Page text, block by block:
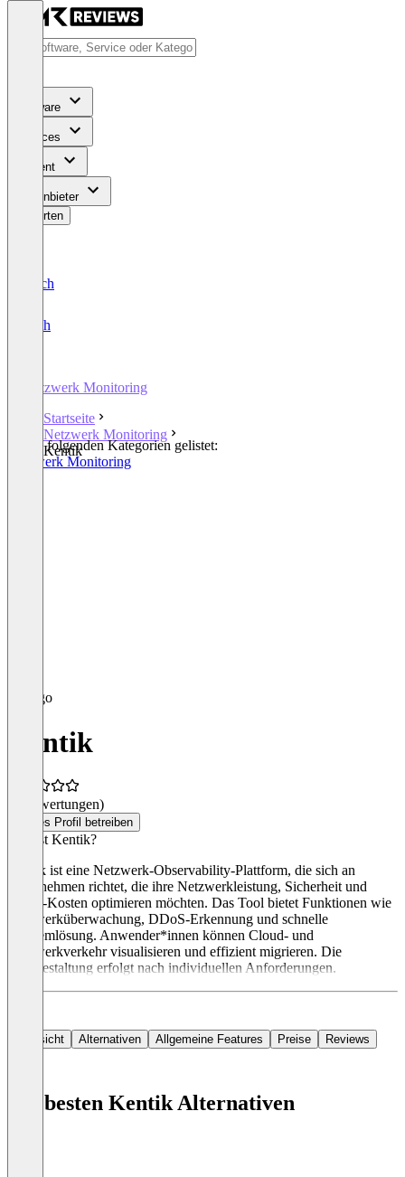
Software
Services
Content
Für Anbieter
Bewerten
Deutsch
English
Netzwerk Monitoring
Startseite
Netzwerk Monitoring
Kentik
In den folgenden Kategorien gelistet:
Netzwerk Monitoring
Kentik
(0 Bewertungen)
Dieses Profil betreiben
Was ist Kentik?
Kentik ist eine Netzwerk-Observability-Plattform, die sich an
Unternehmen richtet, die ihre Netzwerkleistung, Sicherheit und
Cloud-Kosten optimieren möchten. Das Tool bietet Funktionen wie
Netzwerküberwachung, DDoS-Erkennung und schnelle
Problemlösung. Anwender*innen können Cloud- und
Netzwerkverkehr visualisieren und effizient migrieren. Die
Preisgestaltung erfolgt nach individuellen Anforderungen.
Übersicht Alternativen Allgemeine Features Preise Reviews
Die besten Kentik Alternativen